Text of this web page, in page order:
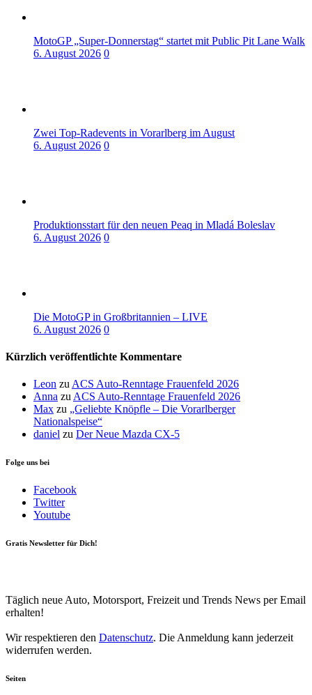
MotoGP „Super-Donnerstag“ startet mit Public Pit Lane Walk
6. August 2026 0
Zwei Top-Radevents in Vorarlberg im August
6. August 2026 0
Produktionsstart für den neuen Peaq in Mladá Boleslav
6. August 2026 0
Die MotoGP in Großbritannien – LIVE
6. August 2026 0
Kürzlich veröffentlichte Kommentare
Leon zuACS Auto-Renntage Frauenfeld 2026
Anna zuACS Auto-Renntage Frauenfeld 2026
Max zu „Geliebte Knöpfle – Die Vorarlberger
Nationalspeise“
daniel zu Der Neue Mazda CX-5
Folge uns bei
Facebook
Twitter
Youtube
Gratis Newsletter für Dich!
Täglich neue Auto, Motorsport, Freizeit und Trends News per Email
erhalten!
Wir respektieren den Datenschutz. Die Anmeldung kann jederzeit
widerrufen werden.
Seiten